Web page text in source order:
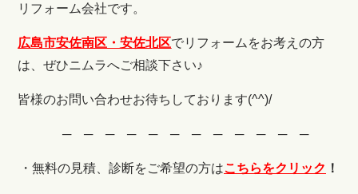
リフォーム会社です。
広島市安佐南区・安佐北区でリフォームをお考えの方
は、ぜひニムラへご相談下さい♪
皆様のお問い合わせお待ちしております(^^)/
─ ─ ─ ─ ─ ─ ─ ─ ─ ─ ─ ─
・無料の見積、診断をご希望の方はこちらをクリック ！